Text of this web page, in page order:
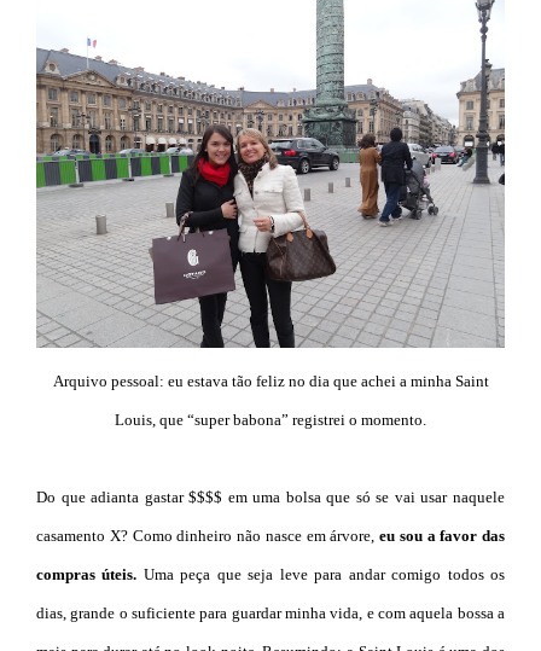
Arquivo pessoal: eu estava tão feliz no dia que achei a minha Saint
Louis, que “super babona” registrei o momento.
Do que adianta gastar $$$$ em uma bolsa que só se vai usar naquele
casamento X? Como dinheiro não nasce em árvore, eu sou a favor das
compras úteis. Uma peça que seja leve para andar comigo todos os
dias, grande o suficiente para guardar minha vida, e com aquela bossa a